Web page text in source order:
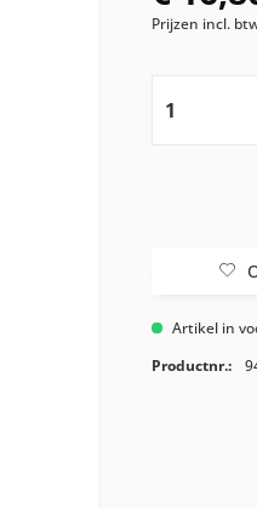
Prijzen incl.
Artikel in
Productnr.: